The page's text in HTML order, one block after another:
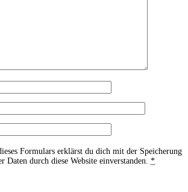
Formulars erklärst du dich mit der Speicherung
Daten durch diese Website einverstanden. *